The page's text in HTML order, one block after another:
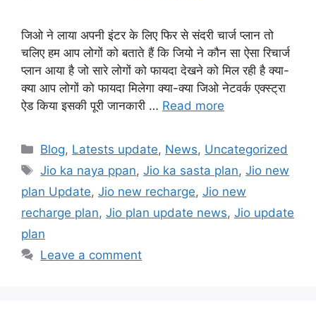
जिओ ने लाया अपनी इंटर के लिए फिर से संदरी चार्ज प्लान तो
चलिए हम आप लोगों को बताते हैं कि जियो ने कौन सा ऐसा रिचार्ज
प्लान आया है जो सारे लोगों को फायदा देखने को मिल रही है क्या-
क्या आप लोगों को फायदा मिलेगा क्या-क्या जिओ नेटवर्क एक्स्ट्रा
ऐड किया इसकी पूरी जानकारी … Read more
Categories
Blog, Latests update, News, Uncategorized
Tags
Jio ka naya ppan,Jio ka sasta plan,Jio new
plan Update, Jio new recharge, Jio new
recharge plan, Jio plan update news, Jio update
plan
Leave a comment